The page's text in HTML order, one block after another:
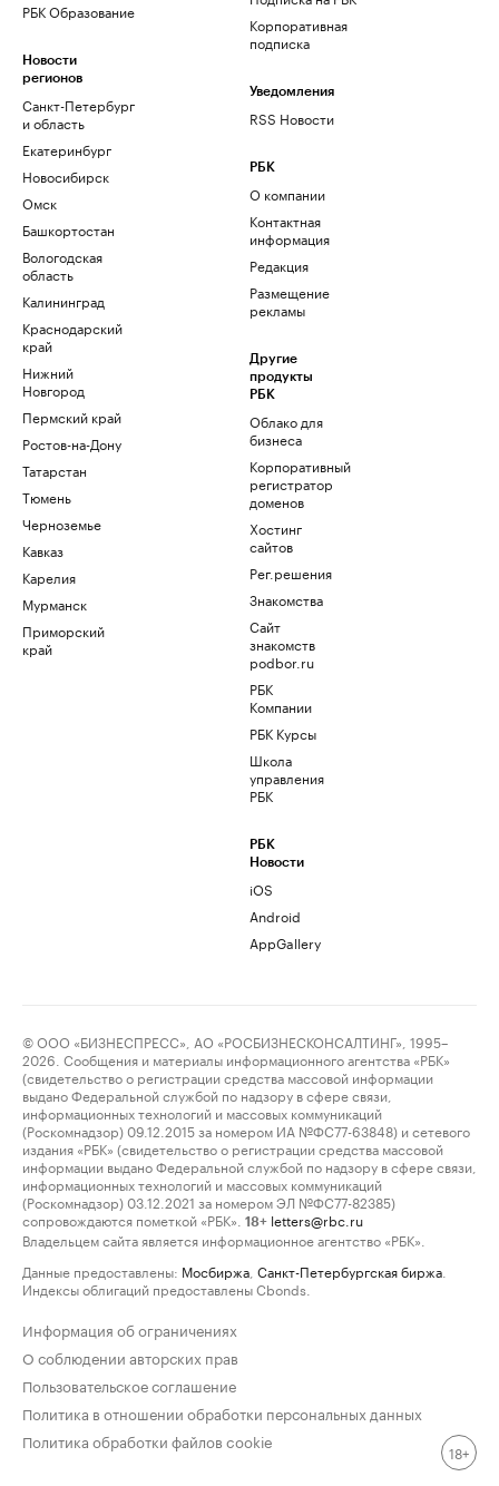
РБК Образование
Новости
регионов
Санкт-Петербург
и область
Екатеринбург
Новосибирск
Омск
Башкортостан
Вологодская
область
Калининград
Краснодарский
край
Нижний
Новгород
Пермский край
Ростов-на-Дону
Татарстан
Тюмень
Черноземье
Кавказ
Карелия
Мурманск
Приморский
край
Корпоративная
подписка
Уведомления
RSS Новости
РБК
О компании
Контактная
информация
Редакция
Размещение
рекламы
Другие
продукты
РБК
Облако для
бизнеса
Корпоративный
регистратор
доменов
Хостинг
сайтов
Рег.решения
Знакомства
Сайт
знакомств
podbor.ru
РБК
Компании
РБК Курсы
Школа
управления
РБК
РБК
Новости
iOS
Android
AppGallery
© ООО «БИЗНЕСПРЕСС», АО «РОСБИЗНЕСКОНСАЛТИНГ», 1995–
2026. Сообщения и материалы информационного агентства «РБК»
(свидетельство о регистрации средства массовой информации
выдано Федеральной службой по надзору в сфере связи,
информационных технологий и массовых коммуникаций
(Роскомнадзор) 09.12.2015 за номером ИА №ФС77-63848) и сетевого
издания «РБК» (свидетельство о регистрации средства массовой
информации выдано Федеральной службой по надзору в сфере связи,
информационных технологий и массовых коммуникаций
(Роскомнадзор) 03.12.2021 за номером ЭЛ №ФС77-82385)
сопровождаются пометкой «РБК».
18+ letters@rbc.ru
Владельцем сайта является информационное агентство «РБК».
Данные предоставлены: Мосбиржа Санкт-Петербургская биржа
Индексы облигаций предоставлены Cbonds.
Информация об ограничениях
О соблюдении авторских прав
Пользовательское соглашение
Политика в отношении обработки персональных данных
Политика обработки файлов cookie
18+